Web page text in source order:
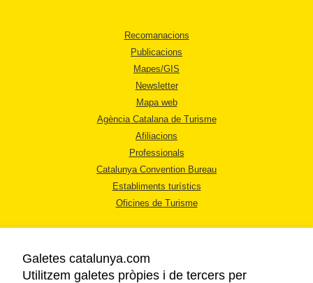
Recomanacions
Publicacions
Mapes/GIS
Newsletter
Mapa web
Agència Catalana de Turisme
Afiliacions
Professionals
Catalunya Convention Bureau
Establiments turístics
Oficines de Turisme
Galetes catalunya.com
Utilitzem galetes pròpies i de tercers per